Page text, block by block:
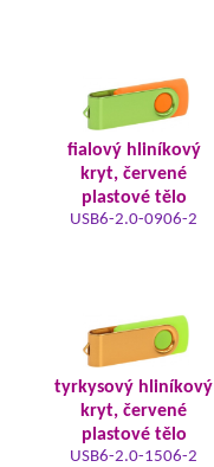
fialový hliníkový
kryt, červené
plastové tělo
USB6-2.0-0906-2
tyrkysový hliníkový
kryt, červené
plastové tělo
USB6-2.0-1506-2